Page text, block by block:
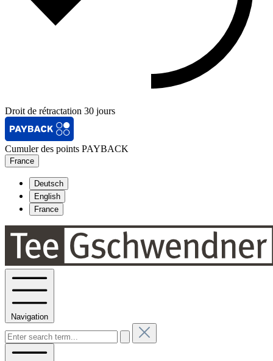
Droit de rétractation 30 jours
Cumuler des points PAYBACK
France
Deutsch
English
France
Navigation